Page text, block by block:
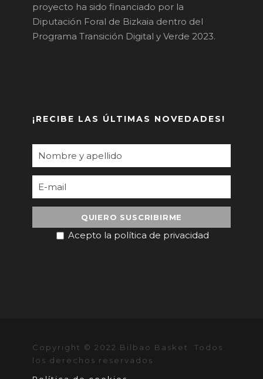
proyecto ha sido financiado por la
Diputación Foral de Bizkaia dentro del
Programa Transición Digital y Verde 2023.
¡RECIBE LAS ÚLTIMAS NOVEDADES!
Acepto la política de privacidad
Copyright © 2022 Bilbao Basket. Todos
los derechos reservados